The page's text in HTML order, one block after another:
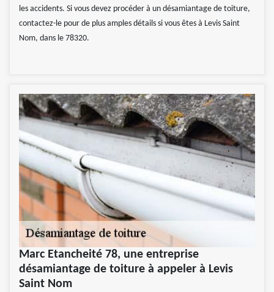
les accidents. Si vous devez procéder à un désamiantage de toiture,
contactez-le pour de plus amples détails si vous êtes à Levis Saint
Nom, dans le 78320.
Marc Etancheité 78, une entreprise
désamiantage de toiture à appeler à Levis
Saint Nom